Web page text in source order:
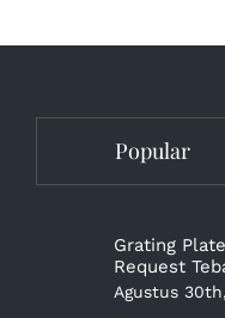
Popular
Grating
Request
Agustus